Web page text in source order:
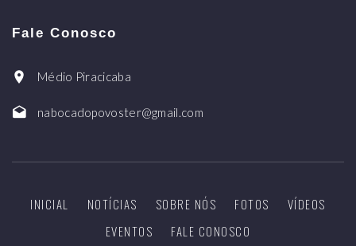
Fale Conosco
Médio Piracicaba
nabocadopovoster@gmail.com
INICIAL NOTÍCIAS SOBRE NÓS FOTOS
VÍDEOS
EVENTOS
FALE CONOSCO